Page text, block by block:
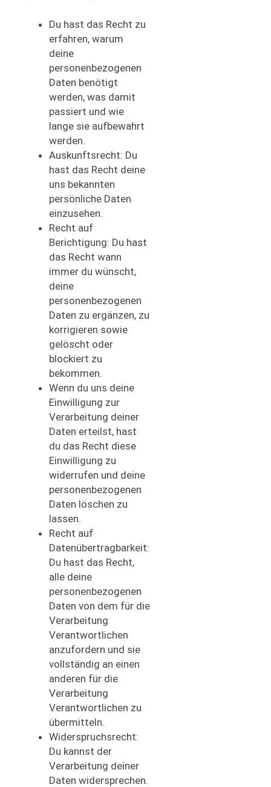
Du hast das Recht zu
erfahren, warum
deine
personenbezogenen
Daten benötigt
werden, was damit
passiert und wie
lange sie aufbewahrt
werden.
Auskunftsrecht: Du
hast das Recht deine
uns bekannten
persönliche Daten
einzusehen.
Recht auf
Berichtigung: Du hast
das Recht wann
immer du wünscht,
deine
personenbezogenen
Daten zu ergänzen, zu
korrigieren sowie
gelöscht oder
blockiert zu
bekommen.
Wenn du uns deine
Einwilligung zur
Verarbeitung deiner
Daten erteilst, hast
du das Recht diese
Einwilligung zu
widerrufen und deine
personenbezogenen
Daten löschen zu
lassen.
Recht auf
Datenübertragbarkeit:
Du hast das Recht,
alle deine
personenbezogenen
Daten von dem für die
Verarbeitung
Verantwortlichen
anzufordern und sie
vollständig an einen
anderen für die
Verarbeitung
Verantwortlichen zu
übermitteln.
Widerspruchsrecht:
Du kannst der
Verarbeitung deiner
Daten widersprechen.